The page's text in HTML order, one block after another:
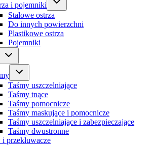
i pojemniki
Stalowe ostrza
Do innych powierzchni
Plastikowe ostrza
Pojemniki
Taśmy uszczelniające
Taśmy tnące
Taśmy pomocnicze
Taśmy maskujące i pomocnicze
Taśmy uszczelniające i zabezpieczające
Taśmy dwustronne
i przekłuwacze